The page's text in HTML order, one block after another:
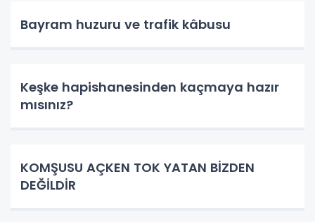
Bayram huzuru ve trafik kâbusu
Keşke hapishanesinden kaçmaya hazır
mısınız?
KOMŞUSU AÇKEN TOK YATAN BİZDEN
DEĞİLDİR